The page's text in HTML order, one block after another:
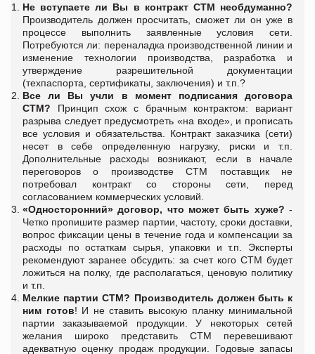
Не вступаете ли Вы в контракт СТМ необдуманно?
Производитель должен просчитать, сможет ли он уже в
процессе выполнить заявленные условия сети.
Потребуются ли: переналадка производственной линии и
изменение технологии производства, разработка и
утверждение разрешительной документации
(техпаспорта, сертификаты, заключения) и т.п.?
Все ли Вы учли в момент подписания договора
СТМ? Принцип схож с брачным контрактом: вариант
разрыва следует предусмотреть «на входе», и прописать
все условия и обязательства. Контракт заказчика (сети)
несет в себе определенную нагрузку, риски и т.п.
Дополнительные расходы возникают, если в начале
переговоров о производстве СТМ поставщик не
потребовал контракт со стороны сети, перед
согласованием коммерческих условий.
«Односторонний» договор, что может быть хуже? -
Четко пропишите размер партии, частоту, сроки доставки,
вопрос фиксации цены в течение года и компенсации за
расходы по остаткам сырья, упаковки и т.п. Эксперты
рекомендуют заранее обсудить: за счет кого СТМ будет
ложиться на полку, где располагаться, ценовую политику
и т.п.
Мелкие партии СТМ? Производитель должен быть к
ним готов! И не ставить высокую планку минимальной
партии заказываемой продукции. У некоторых сетей
желания широко представить СТМ перевешивают
адекватную оценку продаж продукции. Годовые запасы